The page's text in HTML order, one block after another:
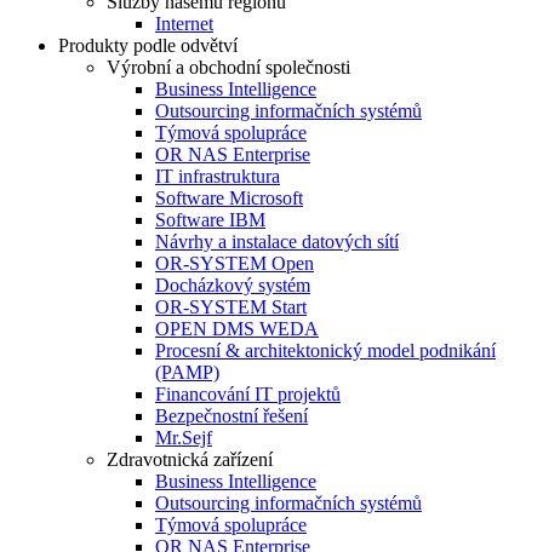
Internet
Produkty podle odvětví
Výrobní a obchodní společnosti
Business Intelligence
Outsourcing informačních systémů
Týmová spolupráce
OR NAS Enterprise
IT infrastruktura
Software Microsoft
Software IBM
Návrhy a instalace datových sítí
OR-SYSTEM Open
Docházkový systém
OR-SYSTEM Start
OPEN DMS WEDA
Procesní & architektonický model podnikání
(PAMP)
Financování IT projektů
Bezpečnostní řešení
Mr.Sejf
Zdravotnická zařízení
Business Intelligence
Outsourcing informačních systémů
Týmová spolupráce
OR NAS Enterprise